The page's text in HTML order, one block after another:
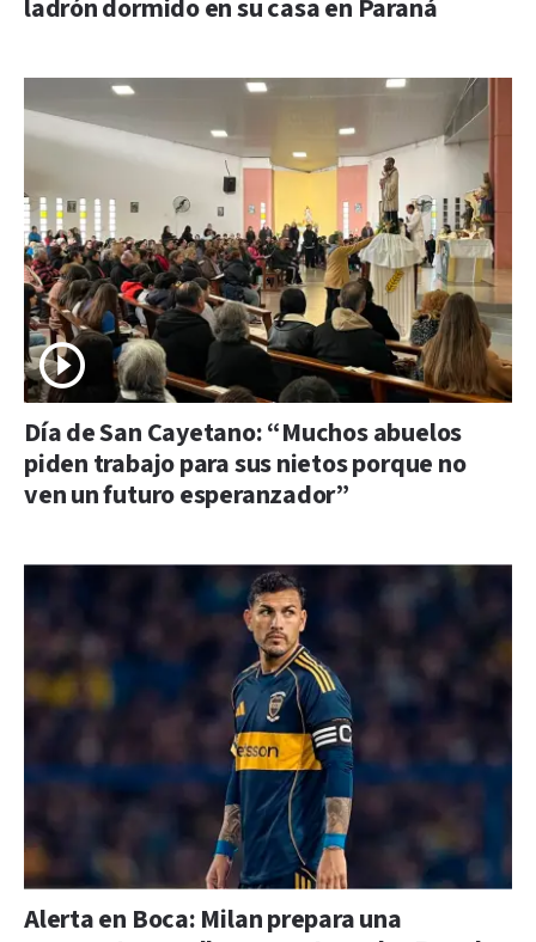
ladrón dormido en su casa en Paraná
Día de San Cayetano: “Muchos abuelos
piden trabajo para sus nietos porque no
ven un futuro esperanzador”
Alerta en Boca: Milan prepara una